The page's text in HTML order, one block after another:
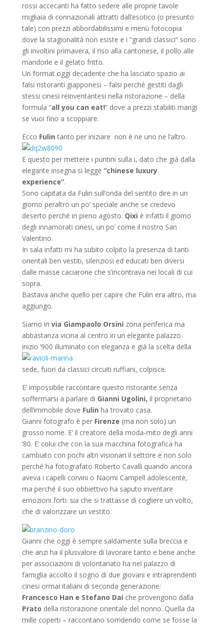
rossi accecanti ha fatto sedere alle proprie tavole
migliaia di connazionali attratti dall’esotico (o presunto
tale) con prezzi abbordabilissimi e menù fotocopia
dove la stagionalità non esiste e i “grandi classici” sono
gli involtini primavera, il riso alla cantonese, il pollo alle
mandorle e il gelato fritto.
Un format oggi decadente che ha lasciato spazio ai
falsi ristoranti giapponesi – falsi perché gestiti dagli
stessi cinesi reinventantesi nella ristorazione – della
formula “all you can eat!” dove a prezzi stabiliti mangi
se vuoi fino a scoppiare.
Ecco Fulin tanto per iniziare non è ne uno ne l’altro.
E questo per mettere i puntini sulla i, dato che già dalla
elegante insegna si legge “chinese luxury
experience”.
Sono capitata da Fulin sull’onda del sentito dire in un
giorno peraltro un po’ speciale anche se credevo
deserto perché in pieno agosto. Qixi è infatti il giorno
degli innamorati cinesi, un po’ come il nostro San
Valentino.
In sala infatti mi ha subito colpito la presenza di tanti
orientali ben vestiti, silenziosi ed educati ben diversi
dalle masse caciarone che s’incontrava nei locali di cui
sopra.
Bastava anche quello per capire che Fulin era altro, ma
aggiungo.
Siamo in via Giampaolo Orsini zona periferica ma
abbastanza vicina al centro in un elegante palazzo
inizio ‘900 illuminato con eleganza e già la scelta della
sede, fuori da classici circuiti ruffiani, colpisce.
E’ impossibile raccontare questo ristorante senza
soffermarsi a parlare di Gianni Ugolini, il proprietario
dell’immobile dove Fulin ha trovato casa.
Gianni fotografo è per Firenze (ma non solo) un
grosso nome. E’ il creatore della moda-mito degli anni
’80. E’ colui che con la sua macchina fotografica ha
cambiato con pochi altri visionari il settore e non solo
perché ha fotografato Roberto Cavalli quando ancora
aveva i capelli corvini o Naomi Campell adolescente,
ma perché il suo obbiettivo ha saputo inventare
emozioni forti: sia che si trattasse di cogliere un volto,
che di valorizzare un vestito.
Gianni che oggi è sempre saldamente sulla breccia e
che anzi ha il plusvalore di lavorare tanto e bene anche
per associazioni di volontariato ha nel palazzo di
famiglia accolto il sogno di due giovani e intraprendenti
cinesi ormai italiani di seconda generazione:
Francesco Han e Stefano Dai che provengono dalla
Prato della ristorazione orientale del nonno. Quella da
mille coperti – raccontano sorridendo come se fosse la